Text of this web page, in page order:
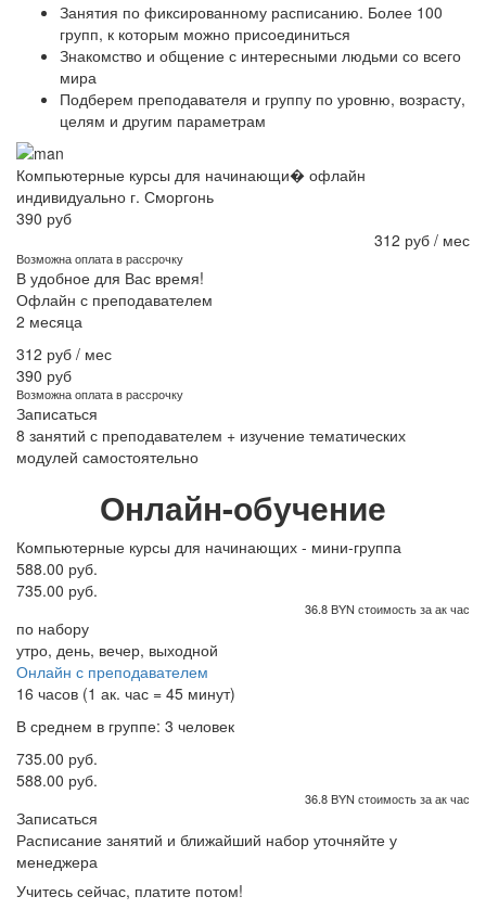
Занятия по фиксированному расписанию. Более 100
групп, к которым можно присоединиться
Знакомство и общение с интересными людьми со всего
мира
Подберем преподавателя и группу по уровню, возрасту,
целям и другим параметрам
Компьютерные курсы для начинающи� офлайн
индивидуально г. Сморгонь
390 руб
312 руб / мес
Возможна оплата в рассрочку
В удобное для Вас время!
Офлайн с преподавателем
2 месяца
312 руб / мес
390 руб
Возможна оплата в рассрочку
Записаться
8 занятий с преподавателем + изучение тематических
модулей самостоятельно
Онлайн-обучение
Компьютерные курсы для начинающих - мини-группа
588.00 руб.
735.00 руб.
36.8 BYN стоимость за ак час
по набору
утро, день, вечер, выходной
Онлайн с преподавателем
16 часов (1 ак. час = 45 минут)
В среднем в группе: 3 человек
735.00 руб.
588.00 руб.
36.8 BYN стоимость за ак час
Записаться
Расписание занятий и ближайший набор уточняйте у
менеджера
Учитесь сейчас, платите потом!